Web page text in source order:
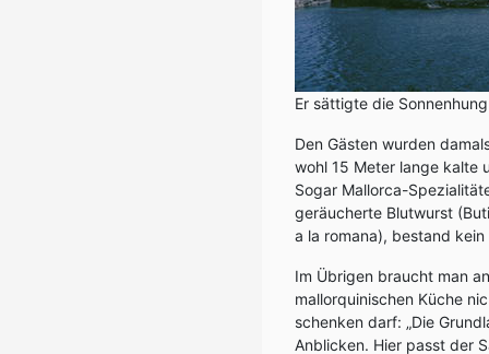
Er sättigte die
Den Gästen wurden
wohl 15 Meter lange kalte
Sogar Mallorca-
geräucherte Blutwurst
a la romana), bestand kein
Im Übrigen braucht man
mallorquinischen Küche
schenken darf: „Die
Anblicken. Hier passt der